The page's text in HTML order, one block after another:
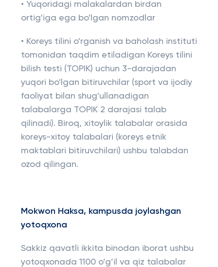
• Yuqoridagi malakalardan birdan
ortig'iga ega bo'lgan nomzodlar
• Koreys tilini o'rganish va baholash instituti
tomonidan taqdim etiladigan Koreys tilini
bilish testi (TOPIK) uchun 3-darajadan
yuqori bo'lgan bitiruvchilar (sport va ijodiy
faoliyat bilan shug'ullanadigan
talabalarga TOPIK 2 darajasi talab
qilinadi). Biroq, xitoylik talabalar orasida
koreys-xitoy talabalari (koreys etnik
maktablari bitiruvchilari) ushbu talabdan
ozod qilingan.
Mokwon Haksa, kampusda joylashgan
yotoqxona
Sakkiz qavatli ikkita binodan iborat ushbu
yotoqxonada 1100 o’g’il va qiz talabalar